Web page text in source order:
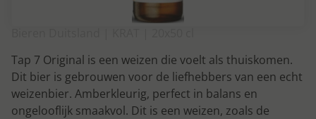
Tap 7 Original is een weizen die voelt als thuiskomen.
Dit bier is gebrouwen voor de liefhebbers van een echt
weizenbier. Amberkleurig, perfect in balans en
ongelooflijk smaakvol. Dit is een weizen, zoals de